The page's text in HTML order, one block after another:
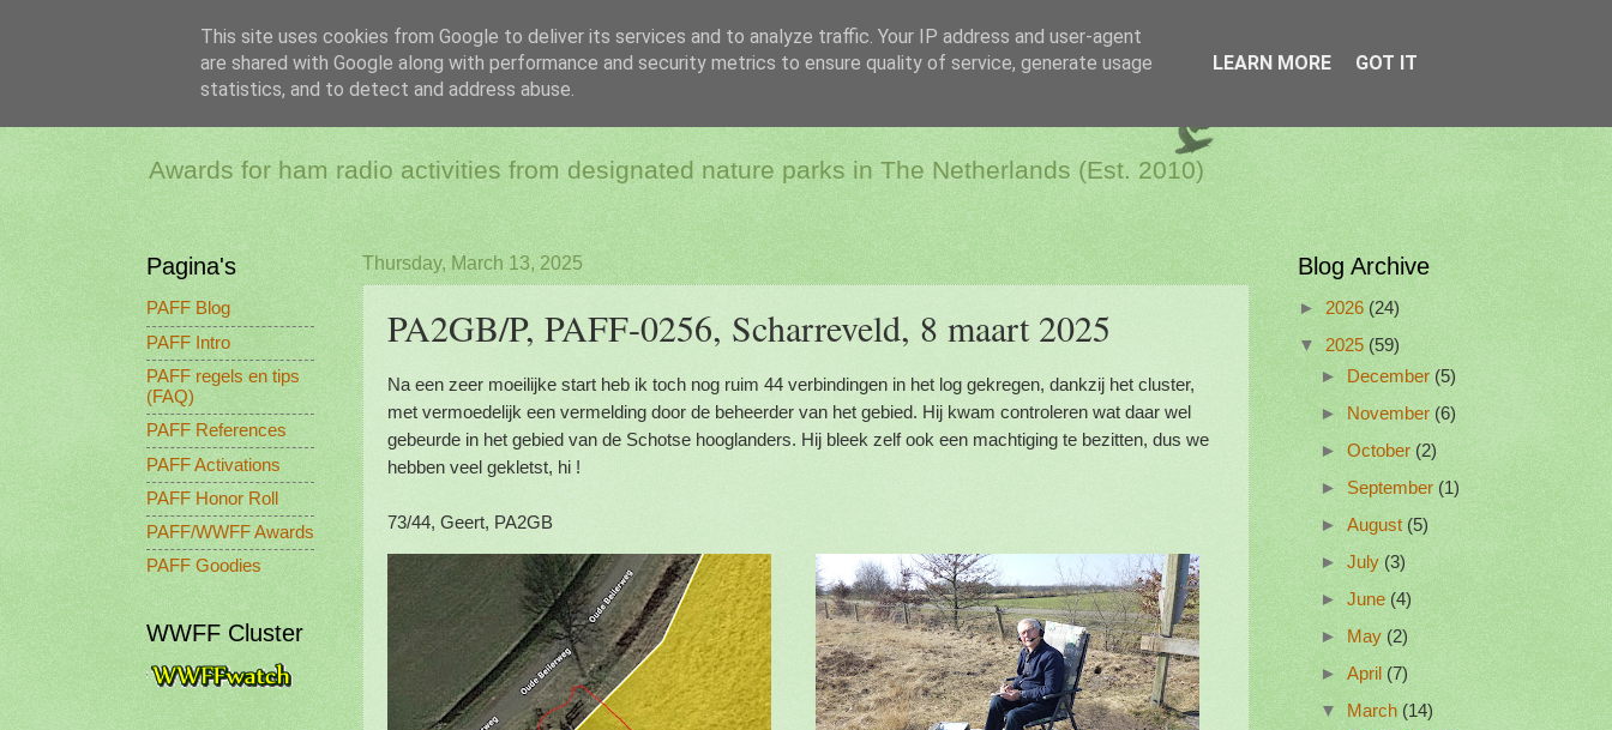
PAFF - Ham Radio & Flora and Fauna Netherlands
Awards for ham radio activities from designated nature parks in The Netherlands (Est. 2010)
Thursday, March 13, 2025
PA2GB/P, PAFF-0256, Scharreveld, 8 maart 2025
Na een zeer moeilijke start heb ik toch nog ruim 44 verbindingen in het log gekregen, dankzij het cluster,
met vermoedelijk een vermelding door de beheerder van het gebied. Hij kwam controleren wat daar wel
gebeurde in het gebied van de Schotse hooglanders. Hij bleek zelf ook een machtiging te bezitten, dus we
hebben veel gekletst, hi !
73/44, Geert, PA2GB
Pagina's
PAFF Blog
PAFF Intro
PAFF regels en tips
(FAQ)
PAFF References
PAFF Activations
PAFF Honor Roll
PAFF/WWFF Awards
PAFF Goodies
WWFF Cluster
Blog Archive
► 2026 (24)
▼ 2025 (59)
►
December (5)
►
November (6)
► October (2)
► September (1)
► August (5)
► July (3)
► June (4)
►
May (2)
► April (7)
▼
March (14)
This site uses cookies from Google to deliver its services and to analyze traffic. Your IP address and user-agent
are shared with Google along with performance and security metrics to ensure quality of service, generate usage
statistics, and to detect and address abuse.
LEARN MORE GOT IT